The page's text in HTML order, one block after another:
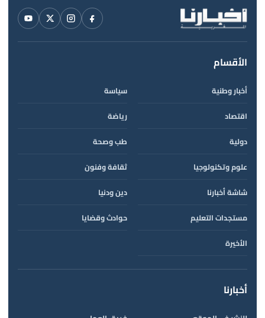
الأقسام
أخبار وطنية
سياسة
اقتصاد
رياضة
دولية
طب وصحة
علوم وتكنولوجيا
ثقافة وفنون
شاشة أخبارنا
دين ودنيا
مستجدات التعليم
حوادث وقضايا
الأخيرة
أخبارنا